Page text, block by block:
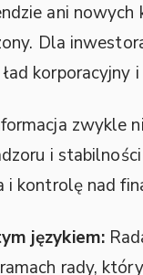
ani
Dla
zwykle
i
i kontrolę nad
językiem:
rady,